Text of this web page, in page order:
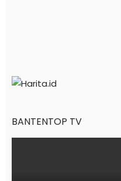
BANTENTOP TV